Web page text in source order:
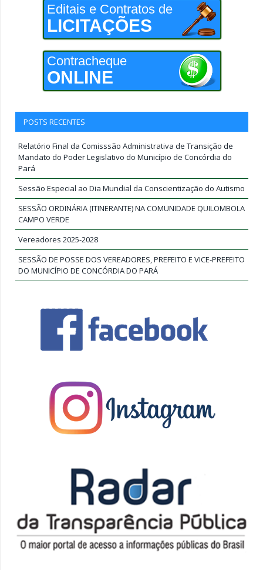
Editais e Contratos de
LICITAÇÕES
Contracheque
ONLINE
POSTS RECENTES
Relatório Final da Comisssão Administrativa de Transição de
Mandato do Poder Legislativo do Município de Concórdia do
Pará
Sessão Especial ao Dia Mundial da Conscientização do Autismo
SESSÃO ORDINÁRIA (ITINERANTE) NA COMUNIDADE QUILOMBOLA
CAMPO VERDE
Vereadores 2025-2028
SESSÃO DE POSSE DOS VEREADORES, PREFEITO E VICE-PREFEITO
DO MUNICÍPIO DE CONCÓRDIA DO PARÁ